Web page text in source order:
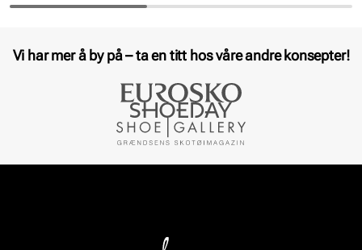
Vi har mer å by på – ta en titt hos våre andre konsepter!